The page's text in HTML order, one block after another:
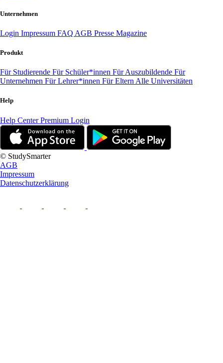
Unternehmen
Login Impressum FAQ AGB Presse Magazine
Produkt
Für Studierende Für Schüler*innen Für Auszubildende Für
Unternehmen Für Lehrer*innen Für Eltern Alle Universitäten
Help
Help CenterPremium Login
© StudySmarter
AGB
Impressum
Datenschutzerklärung